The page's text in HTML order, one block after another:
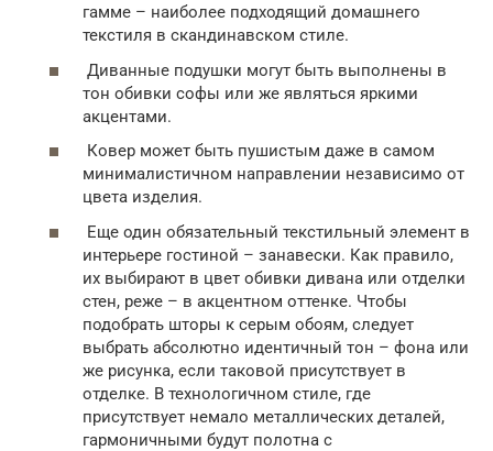
гамме – наиболее подходящий домашнего
текстиля в скандинавском стиле.
Диванные подушки могут быть выполнены в
тон обивки софы или же являться яркими
акцентами.
Ковер может быть пушистым даже в самом
минималистичном направлении независимо от
цвета изделия.
Еще один обязательный текстильный элемент в
интерьере гостиной – занавески. Как правило,
их выбирают в цвет обивки дивана или отделки
стен, реже – в акцентном оттенке. Чтобы
подобрать шторы к серым обоям, следует
выбрать абсолютно идентичный тон – фона или
же рисунка, если таковой присутствует в
отделке. В технологичном стиле, где
присутствует немало металлических деталей,
гармоничными будут полотна с